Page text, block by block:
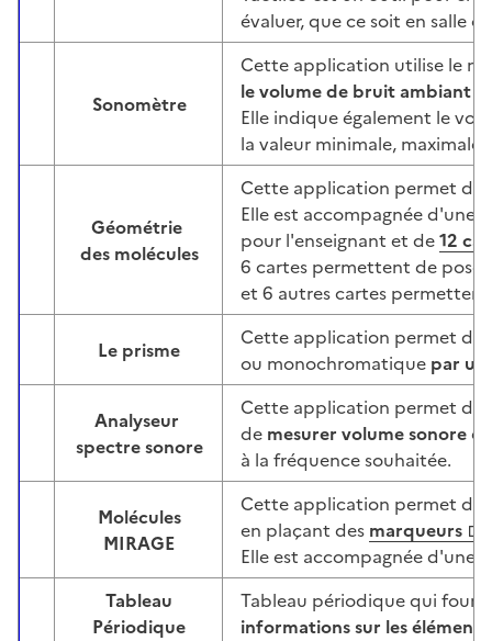
évaluer, que ce soit en salle
Sonomètre
Cette application utilise le
le volume de bruit ambiant
Elle indique également le
la valeur minimale,
Géométrie
des molécules
Cette application permet d'
Elle est accompagnée d'une
pour l'enseignant et de12
6 cartes permettent de
et 6 autres cartes
Le prisme
Cette application permet
ou monochromatique par un
Analyseur
spectre sonore
Cette application permet d'
de mesurer volume sonore
à la fréquence souhaitée.
Molécules
MIRAGE
Cette application permet d'
en plaçant des marqueurs
Elle est accompagnée d'une
Tableau
Périodique
Tableau périodique qui
informations sur les